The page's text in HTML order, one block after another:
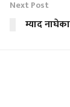
Next Post
म्याद